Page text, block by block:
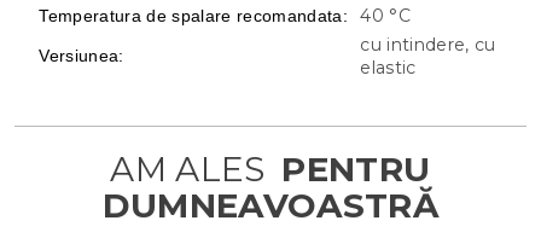
Temperatura de spalare recomandata: 40 °C
Versiunea:
cu intindere, cu
elastic